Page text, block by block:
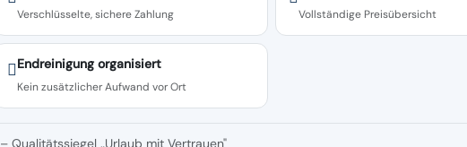
Verschlüsselte, sichere Zahlung Vollständige Preisübersicht
Endreinigung organisiert
Kein zusätzlicher Aufwand vor Ort
– Qualitätssiegel „Urlaub mit Vertrauen"